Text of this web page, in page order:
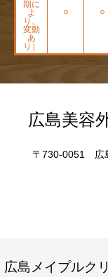
期に
よ
り、
変動
あ
り）
⚪︎ ⚪︎
広島美容
〒730-0051 広
広島メイプルク